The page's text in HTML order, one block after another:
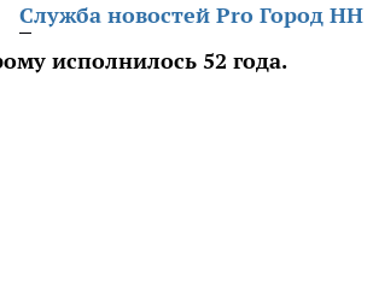
Служба новостей Pro Город НН
исполнилось 52 года.